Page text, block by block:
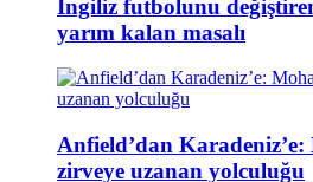
İngiliz futbolunu
yarım kalan masalı
Anfield’dan Karadeniz’e:
zirveye uzanan yolculuğu